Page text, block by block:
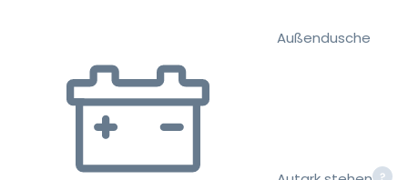
Außendusche